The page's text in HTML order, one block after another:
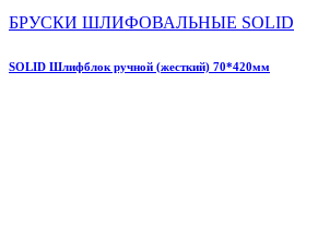
БРУСКИ ШЛИФОВАЛЬНЫЕ SOLID
SOLID Шлифблок ручной (жесткий) 70*420мм